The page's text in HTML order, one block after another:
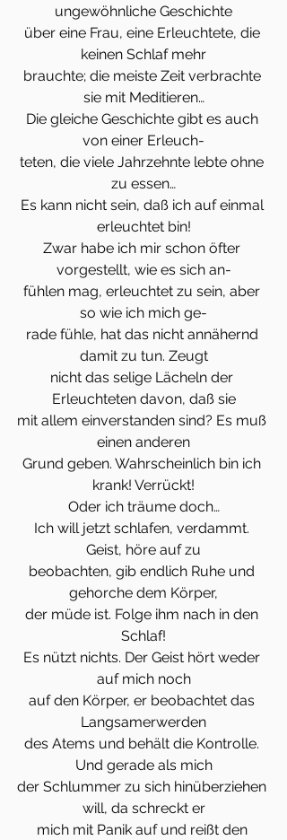
ungewöhnliche Geschichte
über eine Frau, eine Erleuchtete, die
keinen Schlaf mehr
brauchte; die meiste Zeit verbrachte
sie mit Meditieren…
Die gleiche Geschichte gibt es auch
von einer Erleuch-
teten, die viele Jahrzehnte lebte ohne
zu essen…
Es kann nicht sein, daß ich auf einmal
erleuchtet bin!
Zwar habe ich mir schon öfter
vorgestellt, wie es sich an-
fühlen mag, erleuchtet zu sein, aber
so wie ich mich ge-
rade fühle, hat das nicht annähernd
damit zu tun. Zeugt
nicht das selige Lächeln der
Erleuchteten davon, daß sie
mit allem einverstanden sind? Es muß
einen anderen
Grund geben. Wahrscheinlich bin ich
krank! Verrückt!
Oder ich träume doch…
Ich will jetzt schlafen, verdammt.
Geist, höre auf zu
beobachten, gib endlich Ruhe und
gehorche dem Körper,
der müde ist. Folge ihm nach in den
Schlaf!
Es nützt nichts. Der Geist hört weder
auf mich noch
auf den Körper, er beobachtet das
Langsamerwerden
des Atems und behält die Kontrolle.
Und gerade als mich
der Schlummer zu sich hinüberziehen
will, da schreckt er
mich mit Panik auf und reißt den